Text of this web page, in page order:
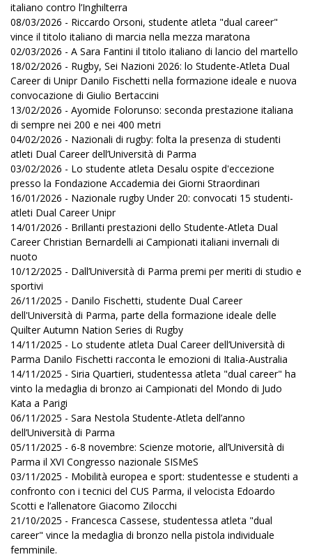
italiano contro l’Inghilterra
08/03/2026 - Riccardo Orsoni, studente atleta "dual career"
vince il titolo italiano di marcia nella mezza maratona
02/03/2026 - A Sara Fantini il titolo italiano di lancio del martello
18/02/2026 - Rugby, Sei Nazioni 2026: lo Studente-Atleta Dual
Career di Unipr Danilo Fischetti nella formazione ideale e nuova
convocazione di Giulio Bertaccini
13/02/2026 - Ayomide Folorunso: seconda prestazione italiana
di sempre nei 200 e nei 400 metri
04/02/2026 - Nazionali di rugby: folta la presenza di studenti
atleti Dual Career dell’Università di Parma
03/02/2026 - Lo studente atleta Desalu ospite d'eccezione
presso la Fondazione Accademia dei Giorni Straordinari
16/01/2026 - Nazionale rugby Under 20: convocati 15 studenti-
atleti Dual Career Unipr
14/01/2026 - Brillanti prestazioni dello Studente-Atleta Dual
Career Christian Bernardelli ai Campionati italiani invernali di
nuoto
10/12/2025 - Dall’Università di Parma premi per meriti di studio e
sportivi
26/11/2025 - Danilo Fischetti, studente Dual Career
dell'Università di Parma, parte della formazione ideale delle
Quilter Autumn Nation Series di Rugby
14/11/2025 - Lo studente atleta Dual Career dell’Università di
Parma Danilo Fischetti racconta le emozioni di Italia-Australia
14/11/2025 - Siria Quartieri, studentessa atleta "dual career" ha
vinto la medaglia di bronzo ai Campionati del Mondo di Judo
Kata a Parigi
06/11/2025 - Sara Nestola Studente-Atleta dell’anno
dell’Università di Parma
05/11/2025 - 6-8 novembre: Scienze motorie, all’Università di
Parma il XVI Congresso nazionale SISMeS
03/11/2025 - Mobilità europea e sport: studentesse e studenti a
confronto con i tecnici del CUS Parma, il velocista Edoardo
Scotti e l’allenatore Giacomo Zilocchi
21/10/2025 - Francesca Cassese, studentessa atleta "dual
career" vince la medaglia di bronzo nella pistola individuale
femminile.